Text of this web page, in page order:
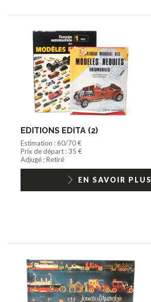
EDITIONS EDITA (2)
Estimation : 60/70 €
Prix de départ : 35 €
Adjugé : Retiré
EN SAVOIR PLUS